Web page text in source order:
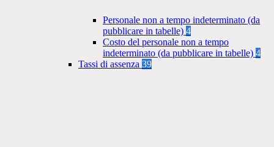
Personale non a tempo indeterminato (da
pubblicare in tabelle) 4
Costo del personale non a tempo
indeterminato (da pubblicare in tabelle) 4
Tassi di assenza 39